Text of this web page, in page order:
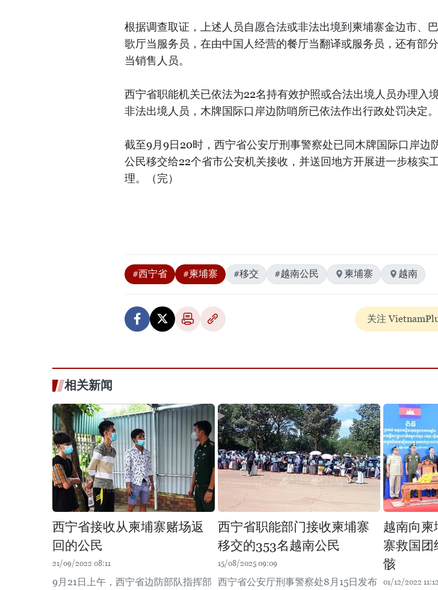
根据调查取证，上述人员自愿合法或非法出境到柬埔寨金边市、
歌厅当服务员，在由中国人经营的餐厅当翻译或服务员，还有部
当销售人员。
西宁省职能机关已依法为22名持有效护照或合法出境人员办理入
非法出境人员，木牌国际口岸边防哨所已依法作出行政处罚决定。
截至9月9日20时，西宁省公安厅刑事警察处已同木牌国际口岸边
公民移交给22个省市公安机关接收，并送回地方开展进一步核实
理。（完）
#西宁省 #柬埔寨 #移交 #越南公民 柬埔寨 越南
关注
相关新闻
西宁省接收从柬埔寨赌场返
回的公民
21/09/2022 08:11
9月21日上午，西宁省边防部队指挥部
西宁省职能部门接收柬埔寨
移交的353名越南公民
15/08/2025 09:09
西宁省公安厅刑事警察处8月15日发布
越南向柬
寨救国团
骸
01/12/2022 11:12